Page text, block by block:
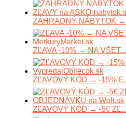
ZÁHRADNÝ NÁBYTOK →
ZĽAVA -10% → NA VŠET...
ZĽAVOVÝ KÓD → -15%
ZĽAVOVÝ KÓD → -5€ ZĽ...